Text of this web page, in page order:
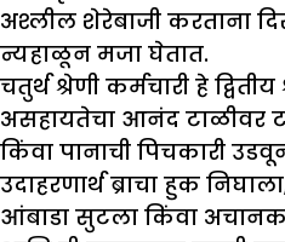
अश्लील शेरेबाजी करताना
न्यहाळून मजा घेतात.
चतुर्थ श्रेणी कर्मचारी हे
असहायतेचा आनंद टाळीवर
किंवा पानाची पिचकारी
उदाहरणार्थ ब्राचा हुक
आंबाडा सुटला किंवा